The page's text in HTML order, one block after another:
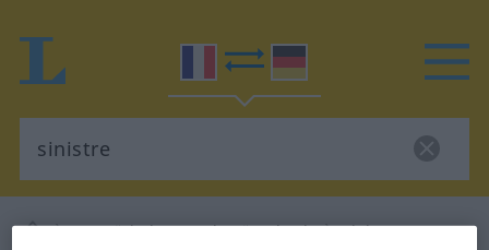
Französisch-Deutsch Wörterbuch sinistre